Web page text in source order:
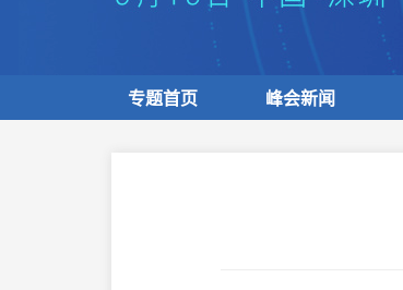
专题首页 峰会新闻